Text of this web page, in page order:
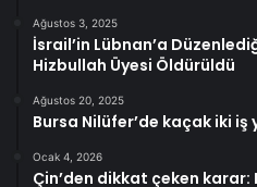
Ağustos 3, 2025
İsrail’in Lübnan’a
Hizbullah Üyesi Öldürüldü
Ağustos 20, 2025
Bursa Nilüfer’de kaçak iki iş
Ocak 4, 2026
Çin’den dikkat çeken